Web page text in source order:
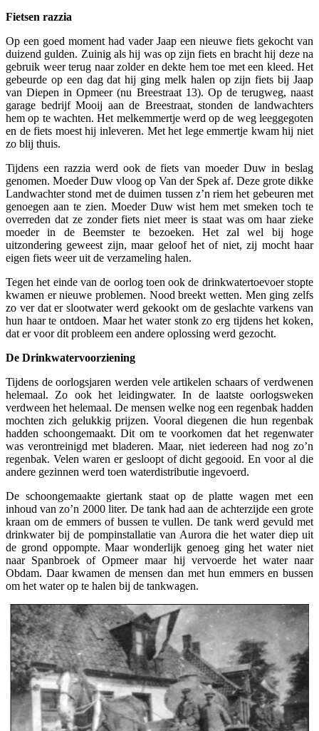
Fietsen razzia
Op een goed moment had vader Jaap een nieuwe fiets gekocht van
duizend gulden. Zuinig als hij was op zijn fiets en bracht hij deze na
gebruik weer terug naar zolder en dekte hem toe met een kleed. Het
gebeurde op een dag dat hij ging melk halen op zijn fiets bij Jaap
van Diepen in Opmeer (nu Breestraat 13). Op de terugweg, naast
garage bedrijf Mooij aan de Breestraat, stonden de landwachters
hem op te wachten. Het melkemmertje werd op de weg leeggegoten
en de fiets moest hij inleveren. Met het lege emmertje kwam hij niet
zo blij thuis.
Tijdens een razzia werd ook de fiets van moeder Duw in beslag
genomen. Moeder Duw vloog op Van der Spek af. Deze grote dikke
Landwachter stond met de duimen tussen z’n riem het gebeuren met
genoegen aan te zien. Moeder Duw wist hem met smeken toch te
overreden dat ze zonder fiets niet meer is staat was om haar zieke
moeder in de Beemster te bezoeken. Het zal wel bij hoge
uitzondering geweest zijn, maar geloof het of niet, zij mocht haar
eigen fiets weer uit de verzameling halen.
Tegen het einde van de oorlog toen ook de drinkwatertoevoer stopte
kwamen er nieuwe problemen. Nood breekt wetten. Men ging zelfs
zo ver dat er slootwater werd gekookt om de geslachte varkens van
hun haar te ontdoen. Maar het water stonk zo erg tijdens het koken,
dat er voor dit probleem een andere oplossing werd gezocht.
De Drinkwatervoorziening
Tijdens de oorlogsjaren werden vele artikelen schaars of verdwenen
helemaal. Zo ook het leidingwater. In de laatste oorlogsweken
verdween het helemaal. De mensen welke nog een regenbak hadden
mochten zich gelukkig prijzen. Vooral diegenen die hun regenbak
hadden schoongemaakt. Dit om te voorkomen dat het regenwater
was verontreinigd met bladeren. Maar, niet iedereen had nog zo’n
regenbak. Velen waren er gesloopt of dicht gegooid. En voor al die
andere gezinnen werd toen waterdistributie ingevoerd.
De schoongemaakte giertank staat op de platte wagen met een
inhoud van zo’n 2000 liter. De tank had aan de achterzijde een grote
kraan om de emmers of bussen te vullen. De tank werd gevuld met
drinkwater bij de pompinstallatie van Aurora die het water diep uit
de grond oppompte. Maar wonderlijk genoeg ging het water niet
naar Spanbroek of Opmeer maar hij vervoerde het water naar
Obdam. Daar kwamen de mensen dan met hun emmers en bussen
om het water op te halen bij de tankwagen.